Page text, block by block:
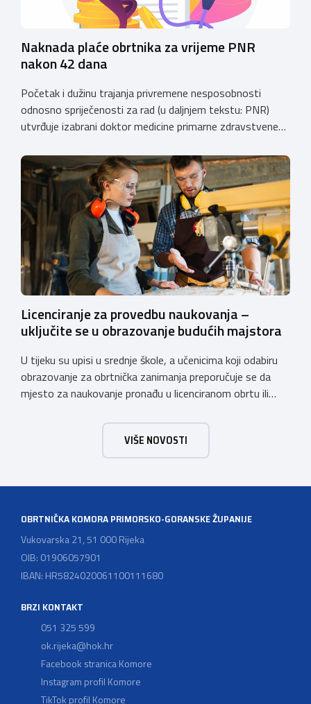
Naknada plaće obrtnika za vrijeme PNR
nakon 42 dana
Početak i dužinu trajanja privremene nesposobnosti
odnosno spriječenosti za rad (u daljnjem tekstu: PNR)
utvrđuje izabrani doktor medicine primarne zdravstvene
zdravstvene zaštite žena). Razdoblje PNR za koje
osiguraniku pripada pravo na naknadu plaće u skladu sa
Zakonom o obveznom zdravstvenom osiguranju
(“Narodne novine”, broj: 80/13, 137/13, 98/19, 33/23,
105/25, […]
Licenciranje za provedbu naukovanja –
uključite se u obrazovanje budućih majstora
U tijeku su upisi u srednje škole, a učenicima koji odabiru
obrazovanje za obrtnička zanimanja preporučuje se da
mjesto za naukovanje pronađu u licenciranom obrtu ili
koji još nemaju licenciju da pokrenu postupak
licenciranja kako bi budućim učenicima omogućili
kvalitetno i sigurno stjecanje praktičnih znanja, a
VIŠE NOVOSTI
OBRTNIČKA KOMORA PRIMORSKO-GORANSKE ŽUPANIJE
Vukovarska 21, 51 000 Rijeka
OIB: 01906057901
IBAN: HR5824020061100111680
BRZI KONTAKT
051 325 599
ok.rijeka@hok.hr
Facebook stranica Komore
Instagram profil Komore
TikTok profil Komore